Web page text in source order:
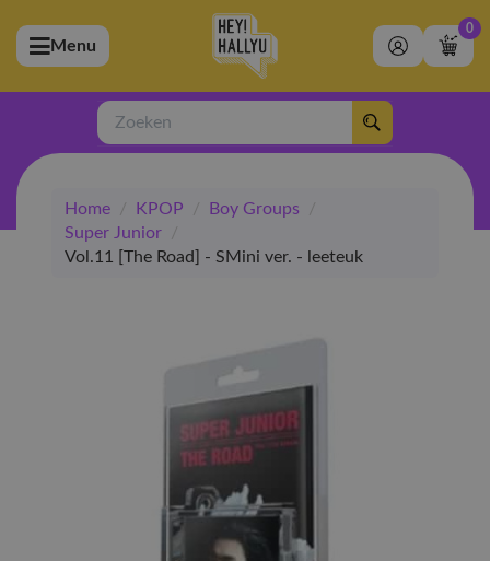
(Artiesten)
(Merchandise)
(Exclusive)
(Winkel)
Menu
0
Zoeken
Home / KPOP / Boy Groups
/
Super Junior
/
Vol.11 [The Road] - SMini ver. - leeteuk